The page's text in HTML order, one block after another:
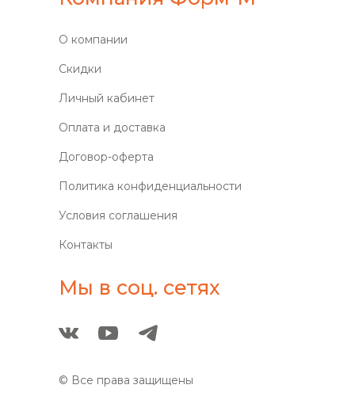
О компании
Скидки
Личный кабинет
Оплата и доставка
Договор-оферта
Политика конфиденциальности
Условия соглашения
Контакты
Мы в соц. сетях
© Все права защищены